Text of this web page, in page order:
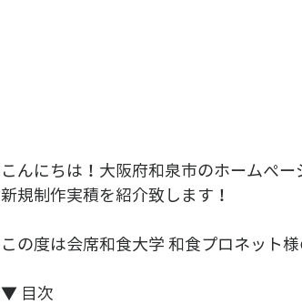
こんにちは！大阪府和泉市のホームぺ
新規制作実積を紹介致します！
この度は会席和食大学 和食プロネット
▼ 目次